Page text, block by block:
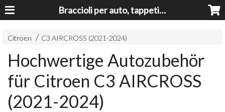
Braccioli per auto, tappeti auto, accessori auto MADE IN ITALY - Armrests, Mittelarmlehnen, Accoundoirs
Citroen C3 AIRCROSS (2021-2024)
Hochwertige Autozubehör
für Citroen C3 AIRCROSS
(2021-2024)